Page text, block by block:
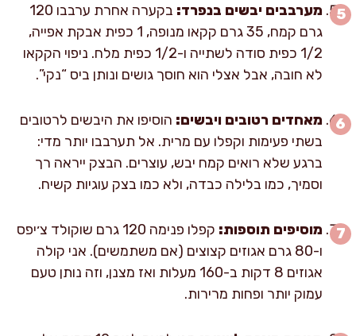
מערבבים יבשים בנפרד:
בקערה אחרת ערבבו 120
גרם קמח, 35 גרם קקאו מנופה, 1 כפית אבקת אפייה,
1/2 כפית סודה לשתייה ו-1/2 כפית מלח. ניפוי הקקאו
לא חובה, אבל אצלי הוא חוסך גושים ונותן ביס “נקי”.
מאחדים רטובים ויבשים: הוסיפו את היבשים לרטובים
בשתי פעימות וקפלו עם מרית. אל תערבבו יותר מדי:
ברגע שלא רואים קמח יבש, עוצרים. הבצק ייראה רך
וסמיך, כמו בלילה כבדה, ולא כמו בצק עוגיות קשיח.
מוסיפים תוספות:
קפלו פנימה 120 גרם שוקולד צ׳יפס
ו-80 גרם אגוזים קצוצים (אם משתמשים). אני קולה
אגוזים 8 דקות ב-160 מעלות ואז מצנן, וזה נותן טעם
עמוק יותר ופחות מרירות.